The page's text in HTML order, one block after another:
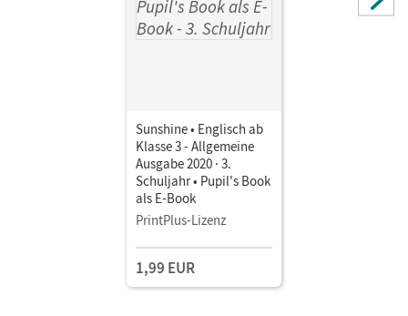
Sunshine • Englisch ab
Klasse 3 - Allgemeine
Ausgabe 2020 · 3.
Schuljahr • Pupil's Book
als E-Book
PrintPlus-Lizenz
1,99 EUR